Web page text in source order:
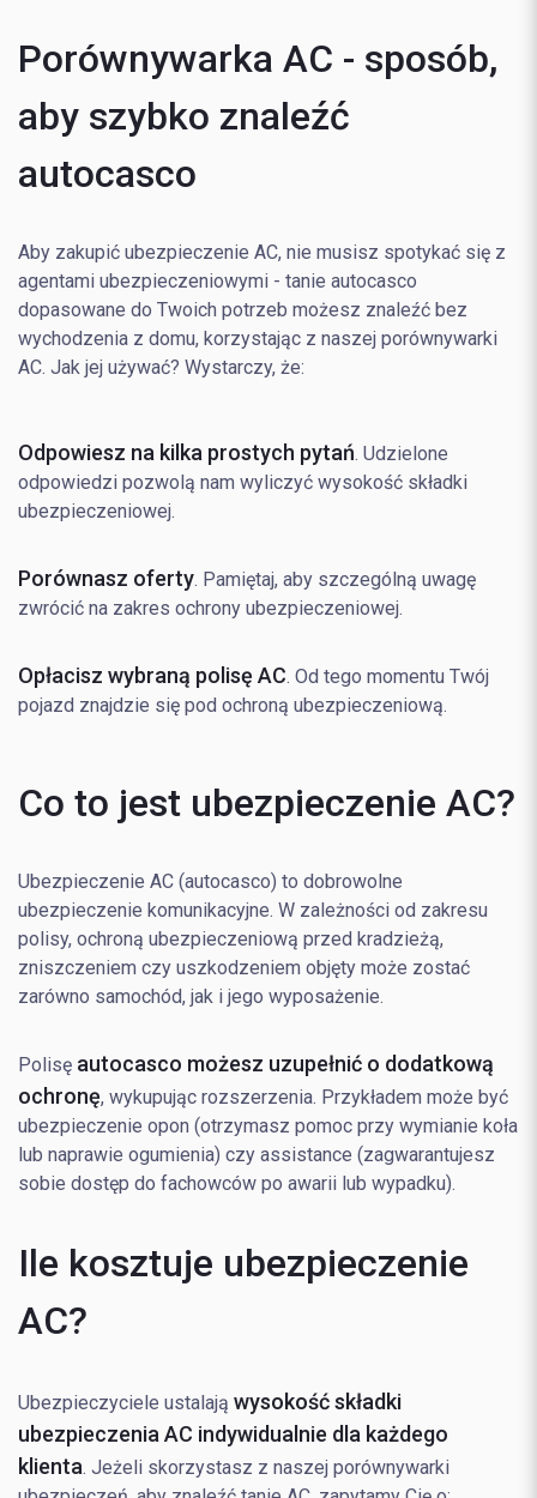
Porównywarka AC - sposób,
aby szybko znaleźć
autocasco
Aby zakupić ubezpieczenie AC, nie musisz spotykać się z
agentami ubezpieczeniowymi - tanie autocasco
dopasowane do Twoich potrzeb możesz znaleźć bez
wychodzenia z domu, korzystając z naszej porównywarki
AC. Jak jej używać? Wystarczy, że:
Odpowiesz na kilka prostych pytań. Udzielone
odpowiedzi pozwolą nam wyliczyć wysokość składki
ubezpieczeniowej.
Porównasz oferty. Pamiętaj, aby szczególną uwagę
zwrócić na zakres ochrony ubezpieczeniowej.
Opłacisz wybraną polisę AC. Od tego momentu Twój
pojazd znajdzie się pod ochroną ubezpieczeniową.
Co to jest ubezpieczenie AC?
Ubezpieczenie AC (autocasco) to dobrowolne
ubezpieczenie komunikacyjne. W zależności od zakresu
polisy, ochroną ubezpieczeniową przed kradzieżą,
zniszczeniem czy uszkodzeniem objęty może zostać
zarówno samochód, jak i jego wyposażenie.
Polisę autocasco możesz uzupełnić o dodatkową
ochronę, wykupując rozszerzenia. Przykładem może być
ubezpieczenie opon (otrzymasz pomoc przy wymianie koła
lub naprawie ogumienia) czy assistance (zagwarantujesz
sobie dostęp do fachowców po awarii lub wypadku).
Ile kosztuje ubezpieczenie
AC?
Ubezpieczyciele ustalają wysokość składki
ubezpieczenia AC indywidualnie dla każdego
klienta. Jeżeli skorzystasz z naszej porównywarki